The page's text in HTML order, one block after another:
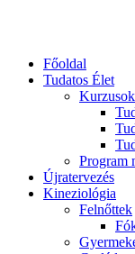
Főoldal
Tudatos Élet
Kurzusok
Program
Újratervezés
Kineziológia
Felnőttek